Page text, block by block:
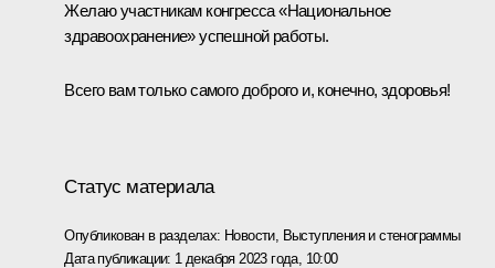
Желаю участникам конгресса «Национальное
здравоохранение» успешной работы.
Всего вам только самого доброго и, конечно, здоровья!
Статус материала
Опубликован в разделах: Новости, Выступления и стенограммы
Дата публикации: 1 декабря 2023 года, 10:00